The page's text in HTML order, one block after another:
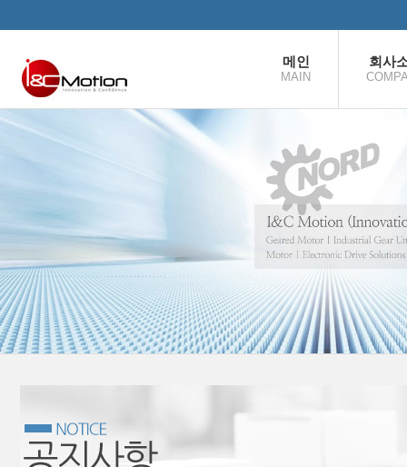
메인
MAIN
회사